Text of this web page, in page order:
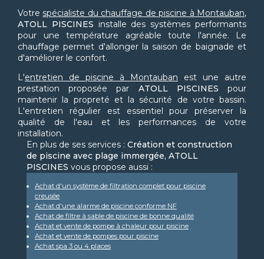
Votre spécialiste du chauffage de piscine à Montauban,
ATOLL PISCINES installe des systèmes performants
pour une température agréable toute l'année. Le
chauffage permet d'allonger la saison de baignade et
d'améliorer le confort.
L'entretien de piscine à Montauban est une autre
prestation proposée par ATOLL PISCINES pour
maintenir la propreté et la sécurité de votre bassin.
L'entretien régulier est essentiel pour préserver la
qualité de l'eau et les performances de votre
installation.
En plus de ses services : Création et construction
de piscine avec plage immergée, ATOLL
PISCINES vous propose aussi :
Achat d'un système de filtration complet pour piscine
creusée
Achat d'une alarme de piscine conforme NF
Achat de filtre à sable de piscine de bonne qualité
Achat et vente de pompe à chaleur pour piscine
Achat et vente de pompes pour piscine
Achat spa 3 ou 4 places